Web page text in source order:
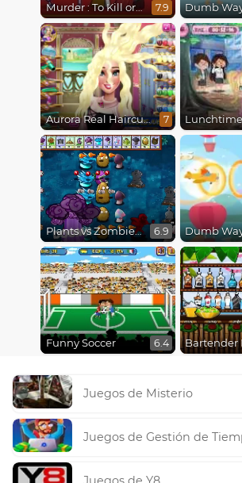
Murder : To Kill or Not to Kill 7.9
Aurora Real Haircuts 7
Plants vs Zombies Fusion Mode 6.9
Funny Soccer 6.4
Juegos de Misterio
Juegos de Gestión de